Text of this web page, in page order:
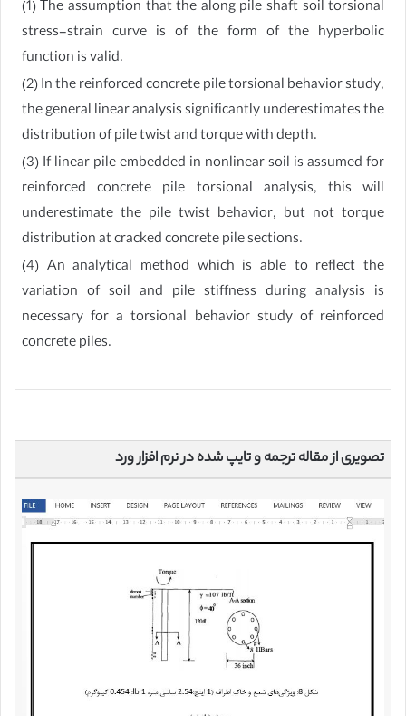
(1) The assumption that the along pile shaft soil torsional
stress-strain curve is of the form of the hyperbolic
function is valid.
(2) In the reinforced concrete pile torsional behavior study,
the general linear analysis significantly underestimates the
distribution of pile twist and torque with depth.
(3) If linear pile embedded in nonlinear soil is assumed for
reinforced concrete pile torsional analysis, this will
underestimate the pile twist behavior, but not torque
distribution at cracked concrete pile sections.
(4) An analytical method which is able to reflect the
variation of soil and pile stiffness during analysis is
necessary for a torsional behavior study of reinforced
concrete piles.
تصویری از مقاله ترجمه و تایپ شده در نرم افزار ورد